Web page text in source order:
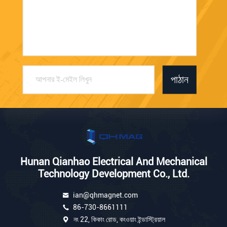
পাঠান
Hunan Qianhao Electrical And Mechanical
Technology Development Co., Ltd.
ian@qhmagnet.com
86-730-8661111
নং 22, কিকাং রোড, কংওয়াং ইন্ডাস্ট্রিয়াল